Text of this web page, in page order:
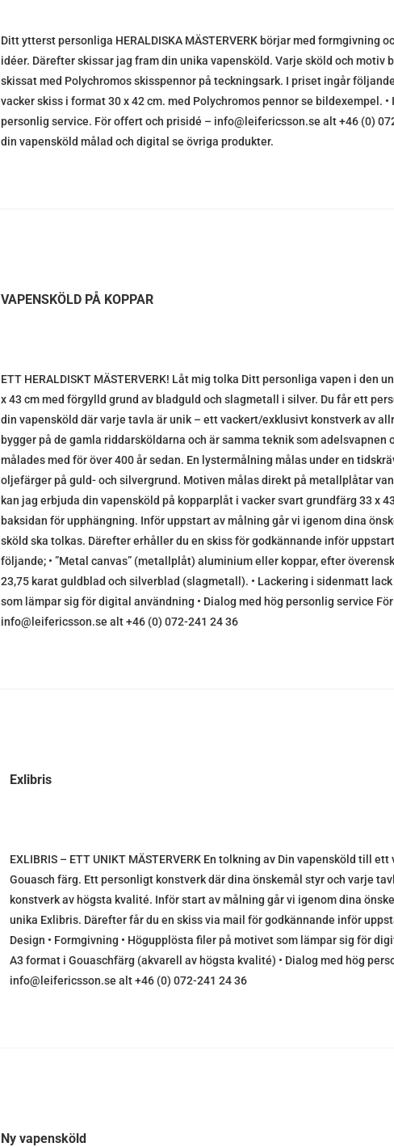
Ditt ytterst personliga HERALDISKA MÄSTERVERK börjar med formgivning
idéer. Därefter skissar jag fram din unika vapensköld. Varje sköld och motiv
skissat med Polychromos skisspennor på teckningsark. I priset ingår
vacker skiss i format 30 x 42 cm. med Polychromos pennor se bildexempel.
personlig service. För offert och prisidé – info@leifericsson.se alt +46 (0)
din vapensköld målad och digital se övriga produkter.
VAPENSKÖLD PÅ KOPPAR
ETT HERALDISKT MÄSTERVERK! Låt mig tolka Ditt personliga vapen i den
x 43 cm med förgylld grund av bladguld och slagmetall i silver. Du får ett
din vapensköld där varje tavla är unik – ett vackert/exklusivt konstverk av
bygger på de gamla riddarsköldarna och är samma teknik som adelsvapnen
målades med för över 400 år sedan. En lystermålning målas under en
oljefärger på guld- och silvergrund. Motiven målas direkt på metallplåtar
kan jag erbjuda din vapensköld på kopparplåt i vacker svart grundfärg 33 x
baksidan för upphängning. Inför uppstart av målning går vi igenom dina
sköld ska tolkas. Därefter erhåller du en skiss för godkännande inför
följande; • ”Metal canvas” (metallplåt) aluminium eller koppar, efter
23,75 karat guldblad och silverblad (slagmetall). • Lackering i sidenmatt
som lämpar sig för digital användning • Dialog med hög personlig service
info@leifericsson.se alt +46 (0) 072-241 24 36
Exlibris
EXLIBRIS – ETT UNIKT MÄSTERVERK En tolkning av Din vapensköld till
Gouasch färg. Ett personligt konstverk där dina önskemål styr och varje
konstverk av högsta kvalité. Inför start av målning går vi igenom dina
unika Exlibris. Därefter får du en skiss via mail för godkännande inför
Design • Formgivning • Högupplösta filer på motivet som lämpar sig för
A3 format i Gouaschfärg (akvarell av högsta kvalité) • Dialog med hög
info@leifericsson.se alt +46 (0) 072-241 24 36
Ny vapensköld